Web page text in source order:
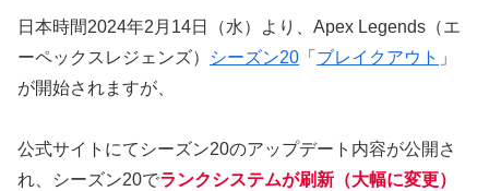
日本時間2024年2月14日（水）より、Apex Legends（エ
ーペックスレジェンズ）
シーズン20 「 ブレイクアウト 」
が開始されますが、
公式サイトにてシーズン20のアップデート内容が公開さ
れ、シーズン20でランクシステムが刷新（大幅に変更）